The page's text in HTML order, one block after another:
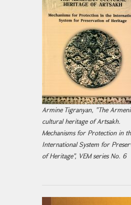
Armine Tigranyan, "The
cultural heritage of Artsakh.
Mechanisms for Protection in
International System for
of Heritage", VEM series No. 6